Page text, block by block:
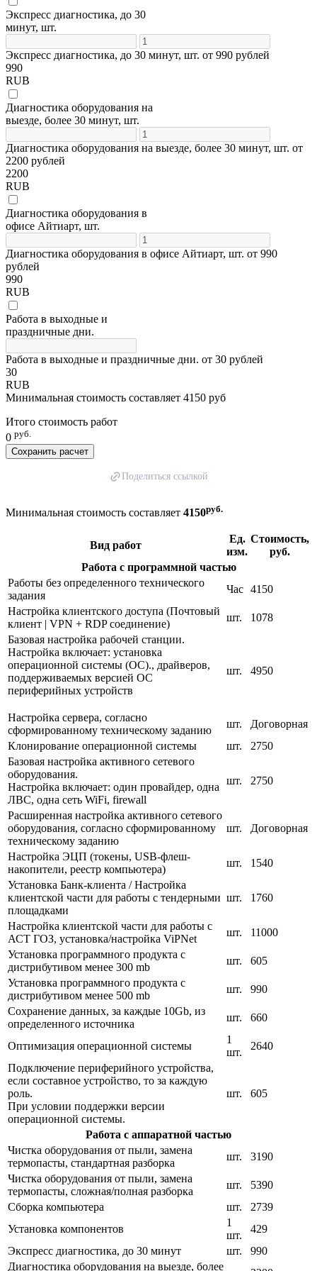
Экспресс диагностика, до 30
минут, шт.
Экспресс диагностика, до 30 минут, шт. от 990 рублей
990
RUB
Диагностика оборудования на
выезде, более 30 минут, шт.
Диагностика оборудования на выезде, более 30 минут, шт. от
2200 рублей
2200
RUB
Диагностика оборудования в
офисе Айтиарт, шт.
Диагностика оборудования в офисе Айтиарт, шт. от 990
рублей
990
RUB
Работа в выходные и
праздничные дни.
Работа в выходные и праздничные дни. от 30 рублей
30
RUB
Минимальная стоимость составляет 4150 руб
Итого стоимость работ
0 руб.
Сохранить расчет
Поделиться ссылкой
Минимальная стоимость составляет 4150руб.
Вид работ
Ед.
изм.
Стоимость,
руб.
Работа с программной частью
Работы без определенного технического
задания
Час 4150
Настройка клиентского доступа (Почтовый
клиент | VPN + RDP соединение)
шт.
1078
Базовая настройка рабочей станции.
Настройка включает: установка
операционной системы (ОС)., драйверов,
поддерживаемых версией ОС
периферийных устройств
шт. 4950
Настройка сервера, согласно
сформированному техническому заданию
шт.
Договорная
Клонирование операционной системы
шт.
2750
Базовая настройка активного сетевого
оборудования.
Настройка включает: один провайдер, одна
ЛВС, одна сеть WiFi, firewall
шт. 2750
Расширенная настройка активного сетевого
оборудования, согласно сформированному
техническому заданию
шт. Договорная
Настройка ЭЦП (токены, USB-флеш-
накопители, реестр компьютера)
шт.
1540
Установка Банк-клиента / Настройка
клиентской части для работы с тендерными
площадками
шт. 1760
Настройка клиентской части для работы с
АСТ ГОЗ, установка/настройка ViPNet
шт.
11000
Установка программного продукта с
дистрибутивом менее 300 mb
шт.
605
Установка программного продукта с
дистрибутивом менее 500 mb
шт.
990
Сохранение данных, за каждые 10Gb, из
определенного источника
шт. 660
Оптимизация операционной системы
1
шт.
2640
Подключение периферийного устройства,
если составное устройство, то за каждую
роль.
При условии поддержки версии
операционной системы.
шт. 605
Работа с аппаратной частью
Чистка оборудования от пыли, замена
термопасты, стандартная разборка
шт.
3190
Чистка оборудования от пыли, замена
термопасты, сложная/полная разборка
шт.
5390
Сборка компьютера
шт.
2739
Установка компонентов
1
шт.
429
Экспресс диагностика, до 30 минут
шт.
990
Диагностика оборудования на выезде, более